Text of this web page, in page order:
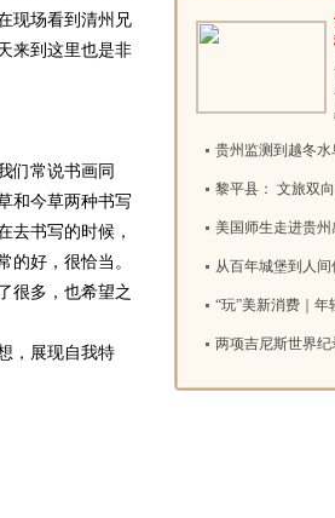
现场看到清州兄
来到这里也是非
们常说书画同
和今草两种书写
去书写的时候，
好，很恰当。
很多，也希望之
，展现自我特
贵州监测到越冬水
黎平县： 文旅双
美国师生走进贵州
从百年城堡到人
“玩”美新消费｜年
两项吉尼斯世界